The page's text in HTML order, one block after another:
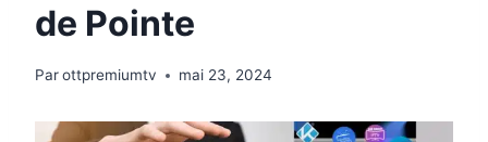
de Pointe
Parottpremiumtv mai 23, 2024